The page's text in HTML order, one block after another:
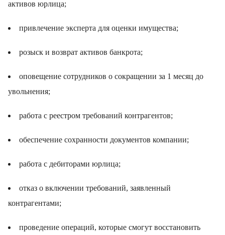
активов юрлица;
привлечение эксперта для оценки имущества;
розыск и возврат активов банкрота;
оповещение сотрудников о сокращении за 1 месяц до
увольнения;
работа с реестром требований контрагентов;
обеспечение сохранности документов компании;
работа с дебиторами юрлица;
отказ о включении требований, заявленный
контрагентами;
проведение операций, которые смогут восстановить